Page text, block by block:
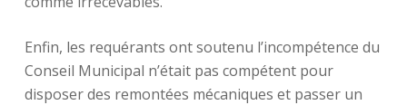
Enfin, les requérants ont soutenu l’incompétence du
Conseil Municipal n’était pas compétent pour
disposer des remontées mécaniques et passer un